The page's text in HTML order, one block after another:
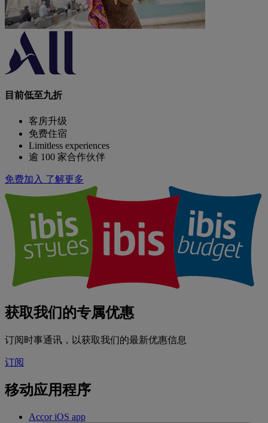
目前低至九折
客房升级
免费住宿
Limitless experiences
逾 100 家合作伙伴
免费加入 了解更多
获取我们的专属优惠
订阅时事通讯，以获取我们的最新优惠信息
订阅
移动应用程序
Accor iOS app